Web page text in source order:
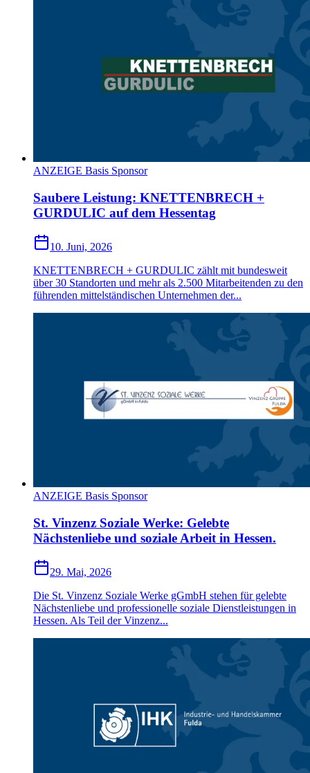
ANZEIGE Basis Sponsor
Saubere Leistung: KNETTENBRECH +
GURDULIC auf dem Hessentag
10. Juni, 2026
KNETTENBRECH + GURDULIC zählt mit bundesweit
über 30 Standorten und mehr als 2.500 Mitarbeitenden zu den
führenden mittelständischen Unternehmen der...
ANZEIGE Basis Sponsor
St. Vinzenz Soziale Werke: Gelebte
Nächstenliebe und soziale Arbeit in Hessen.
29. Mai, 2026
Die St. Vinzenz Soziale Werke gGmbH stehen für gelebte
Nächstenliebe und professionelle soziale Dienstleistungen in
Hessen. Als Teil der Vinzenz...